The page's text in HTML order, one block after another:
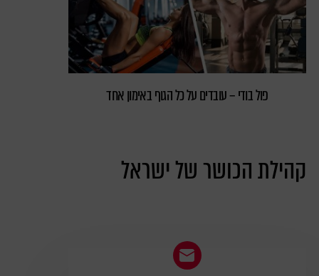
פול בודי – עובדים על כל הגוף באימון אחד
קהילת הכושר של ישראל